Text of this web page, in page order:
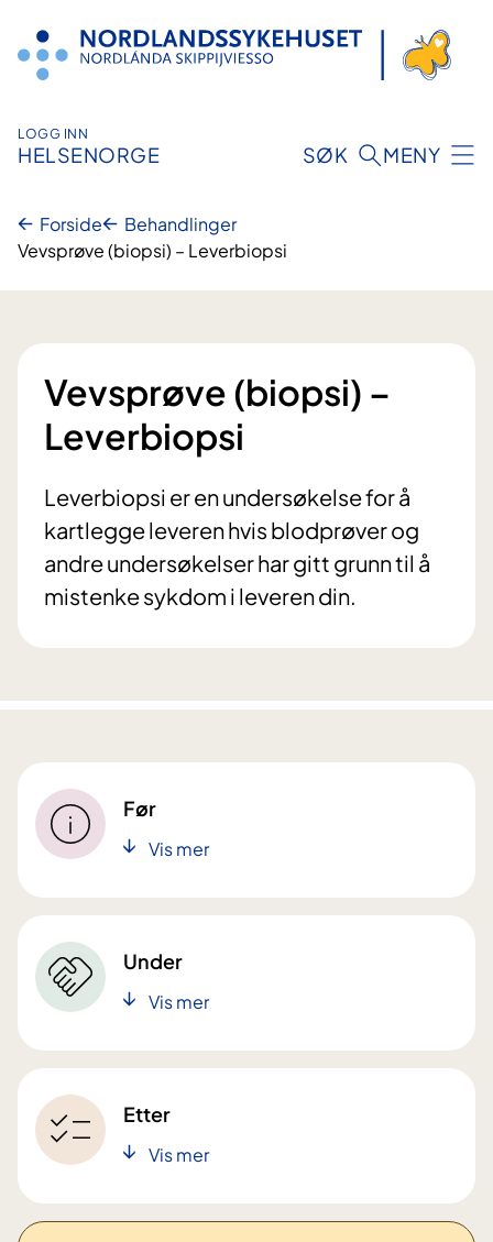
innhold
LOGG INN
HELSENORGE SØK MENY
Forside
Behandlinger
Vevsprøve (biopsi) – Leverbiopsi
Vevsprøve (biopsi) –
Leverbiopsi
Leverbiopsi er en undersøkelse for å
kartlegge leveren hvis blodprøver og
andre undersøkelser har gitt grunn til å
mistenke sykdom i leveren din.
Før
Vis mer
Under
Vis mer
Etter
Vis mer